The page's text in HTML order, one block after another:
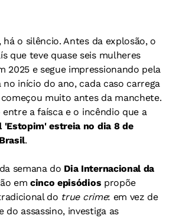
o silêncio. Antes da explosão, o
que teve quase seis mulheres
2025 e segue impressionando pela
início do ano, cada caso carrega
muito antes da manchete.
a faísca e o incêndio que a
'Estopim' estreia no dia 8 de
.
semana do Dia Internacional da
em cinco episódios propõe
do true crime: em vez de
do assassino, investiga as